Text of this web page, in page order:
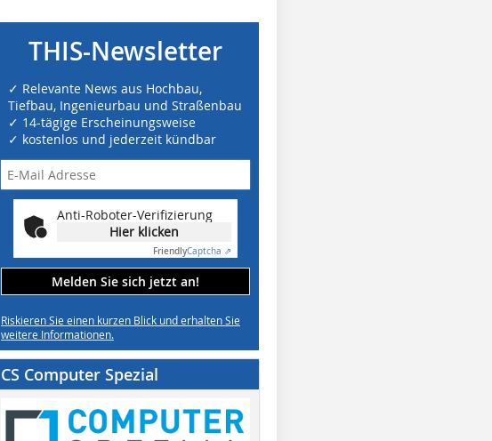
THIS-Newsletter
✓ Relevante News aus Hochbau,
Tiefbau, Ingenieurbau und Straßenbau
✓ 14-tägige Erscheinungsweise
✓ kostenlos und jederzeit kündbar
Anti-Roboter-Verifizierung
Hier klicken
FriendlyCaptcha ⇗
Melden Sie sich jetzt an!
Riskieren Sie einen kurzen Blick und erhalten Sie
weitere Informationen.
CS Computer Spezial